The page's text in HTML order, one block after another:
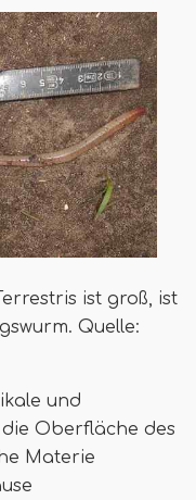
ist groß, ist
Quelle:
und
Oberfläche des
Materie